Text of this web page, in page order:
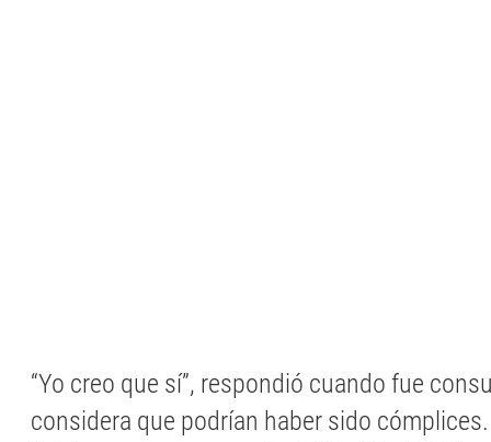
“Yo creo que sí”, respondió cuando fue
considera que podrían haber sido